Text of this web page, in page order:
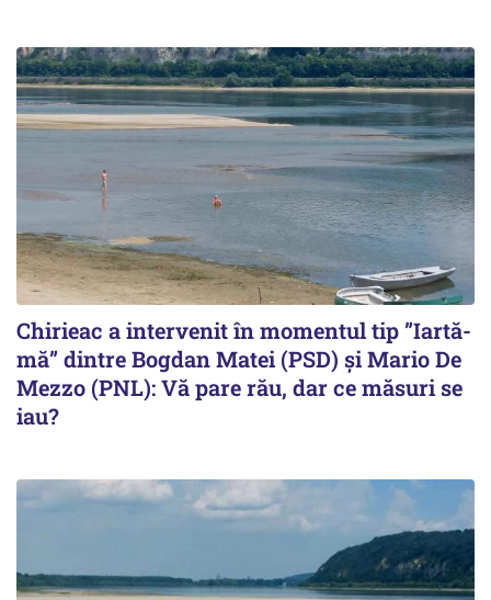
Chirieac a intervenit în momentul tip ”Iartă-
mă” dintre Bogdan Matei (PSD) și Mario De
Mezzo (PNL): Vă pare rău, dar ce măsuri se
iau?